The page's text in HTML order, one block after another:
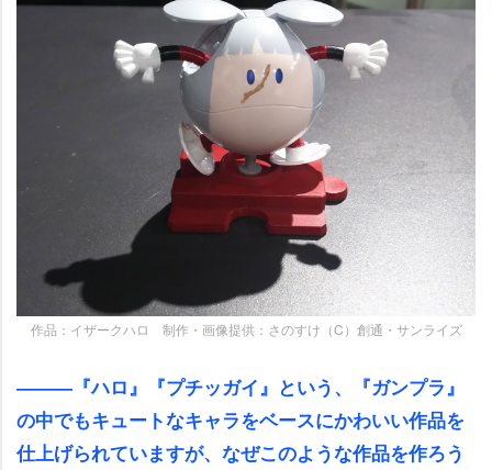
作品：イザークハロ 制作・画像提供：さのすけ（C）創通・サンライズ
―――『ハロ』『プチッガイ』という、『ガンプラ』
の中でもキュートなキャラをベースにかわいい作品を
仕上げられていますが、なぜこのような作品を作ろう